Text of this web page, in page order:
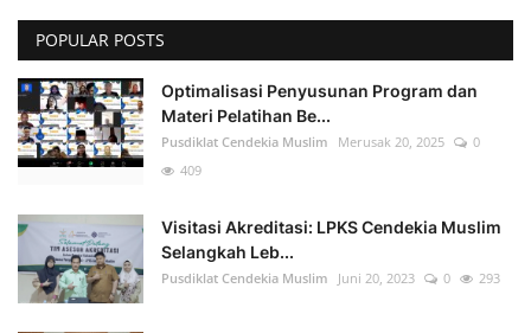
POPULAR POSTS
Optimalisasi Penyusunan Program dan
Materi Pelatihan Be...
Pusdiklat Cendekia Muslim Merusak 20, 2025
0
409
Visitasi Akreditasi: LPKS Cendekia Muslim
Selangkah Leb...
Pusdiklat Cendekia Muslim Juni 20, 2023 0 293